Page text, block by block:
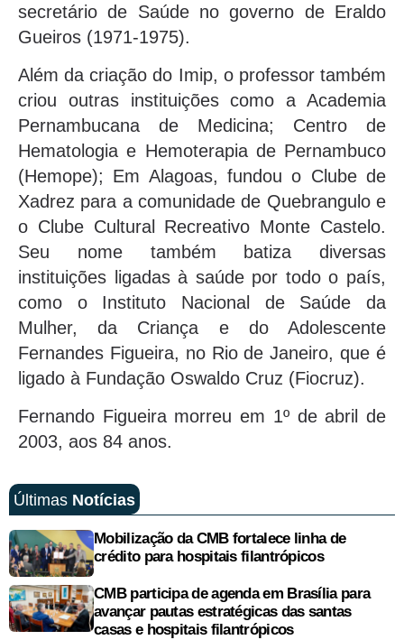
secretário de Saúde no governo de Eraldo
Gueiros (1971-1975).
Além da criação do Imip, o professor também
criou outras instituições como a Academia
Pernambucana de Medicina; Centro de
Hematologia e Hemoterapia de Pernambuco
(Hemope); Em Alagoas, fundou o Clube de
Xadrez para a comunidade de Quebrangulo e
o Clube Cultural Recreativo Monte Castelo.
Seu nome também batiza diversas
instituições ligadas à saúde por todo o país,
como o Instituto Nacional de Saúde da
Mulher, da Criança e do Adolescente
Fernandes Figueira, no Rio de Janeiro, que é
ligado à Fundação Oswaldo Cruz (Fiocruz).
Fernando Figueira morreu em 1º de abril de
2003, aos 84 anos.
Últimas Notícias
Mobilização da CMB fortalece linha de
crédito para hospitais filantrópicos
CMB participa de agenda em Brasília para
avançar pautas estratégicas das santas
casas e hospitais filantrópicos